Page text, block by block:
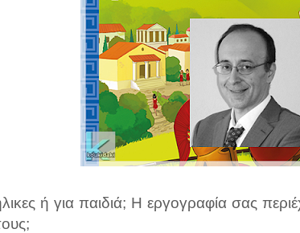
ή για παιδιά; Η εργογραφία σας